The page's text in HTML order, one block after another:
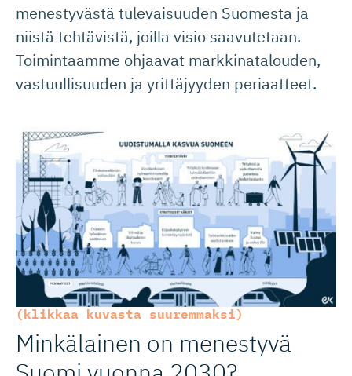
menestyvästä tulevaisuuden Suomesta ja
niistä tehtävistä, joilla visio saavutetaan.
Toimintaamme ohjaavat markkinatalouden,
vastuullisuuden ja yrittäjyyden periaatteet.
(klikkaa kuvasta suuremmaksi)
Minkälainen on menestyvä